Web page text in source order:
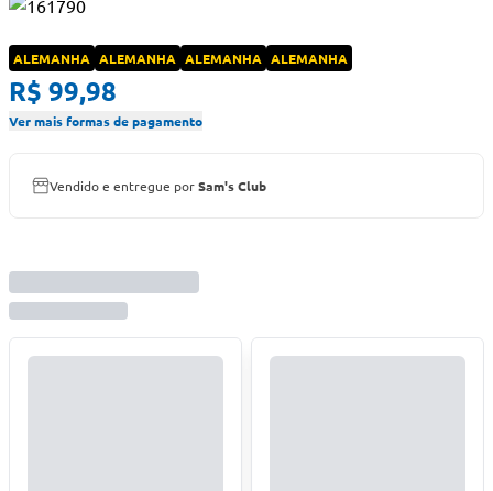
ALEMANHA ALEMANHA ALEMANHA ALEMANHA
R$ 99,98
Ver mais formas de pagamento
Vendido e entregue porSam's Club